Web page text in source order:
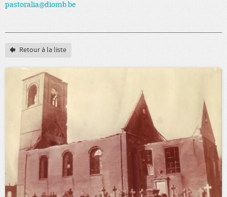
pastoralia@diomb.be
Retour à la liste